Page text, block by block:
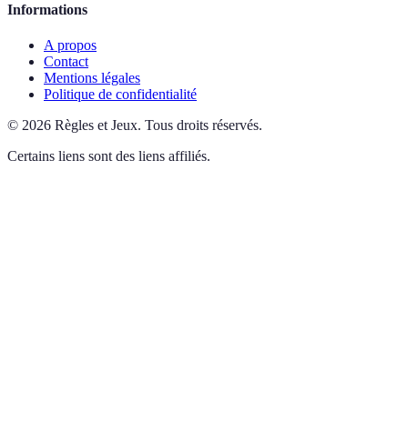
Informations
A propos
Contact
Mentions légales
Politique de confidentialité
© 2026 Règles et Jeux. Tous droits réservés.
Certains liens sont des liens affiliés.